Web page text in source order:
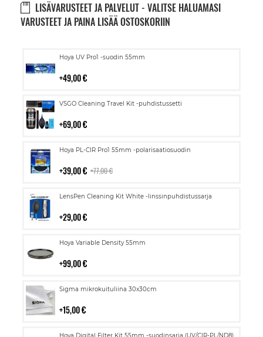
LISÄVARUSTEET JA PALVELUT - VALITSE HALUAMASI
VARUSTEET JA PAINA LISÄÄ OSTOSKORIIN
Hoya UV Pro1 -suodin 55mm
49,00 €
Lisää
VSGO Cleaning Travel Kit -puhdistussetti
69,00 €
Lisää
Hoya PL-CIR Pro1 55mm -polarisaatiosuodin
39,00 € 77,00 €
Lisää
LensPen Cleaning Kit White -linssinpuhdistussarja
29,00 €
Lisää
Hoya Variable Density 55mm
99,00 €
Lisää
Sigma mikrokuituliina 30x30cm
15,00 €
Lisää
Lisää